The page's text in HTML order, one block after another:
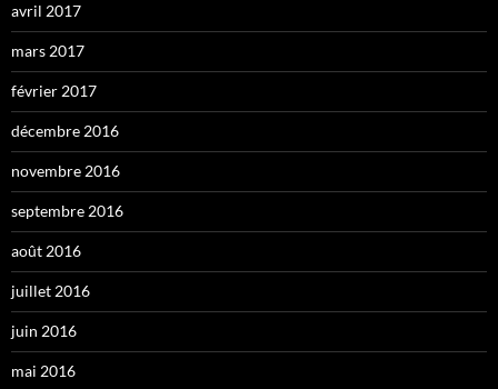
avril 2017
mars 2017
février 2017
décembre 2016
novembre 2016
septembre 2016
août 2016
juillet 2016
juin 2016
mai 2016